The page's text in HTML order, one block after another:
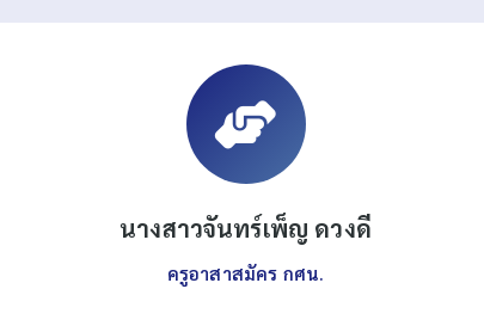
นางสาวจันทร์เพ็ญ ดวงดี
ครูอาสาสมัคร กศน.